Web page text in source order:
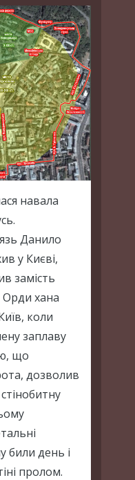
навала
Данило
у Києві,
замість
хана
коли
заплаву
що
дозволив
били день і
пролом.